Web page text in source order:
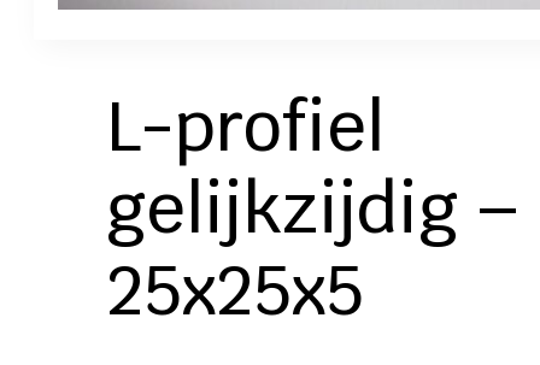
L-profiel
gelijkzijdig –
25x25x5